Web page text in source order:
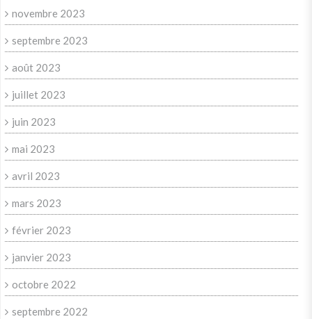
novembre 2023
septembre 2023
août 2023
juillet 2023
juin 2023
mai 2023
avril 2023
mars 2023
février 2023
janvier 2023
octobre 2022
septembre 2022